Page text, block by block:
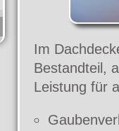
Im
Bestandteil,
Leistung für